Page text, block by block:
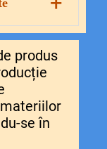
produs
se în